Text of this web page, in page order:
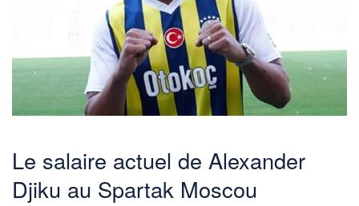
Le salaire actuel de Alexander
Djiku au Spartak Moscou